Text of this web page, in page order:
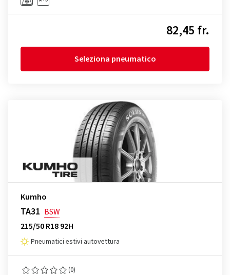
82,45 fr.
Seleziona pneumatico
Kumho
TA31 BSW
215/50 R18 92H
Pneumatici estivi autovettura
(0)